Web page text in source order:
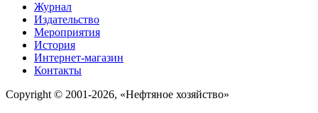
Журнал
Издательство
Мероприятия
История
Интернет-магазин
Контакты
Copyright © 2001-2026, «Нефтяное хозяйство»